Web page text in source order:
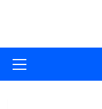
primario